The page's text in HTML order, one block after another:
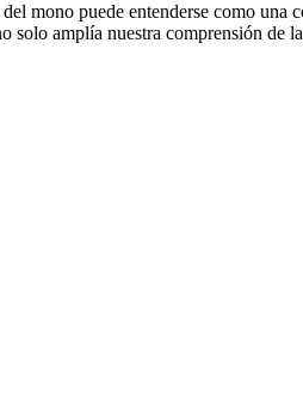
mono puede entenderse como una
amplía nuestra comprensión